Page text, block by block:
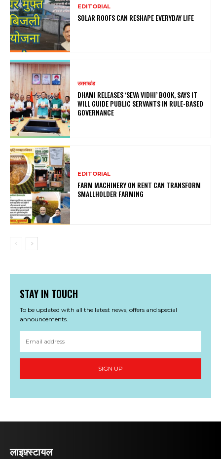
EDITORIAL
SOLAR ROOFS CAN RESHAPE EVERYDAY LIFE
उत्तराखंड
DHAMI RELEASES ‘SEVA VIDHI’ BOOK, SAYS IT
WILL GUIDE PUBLIC SERVANTS IN RULE-BASED
GOVERNANCE
EDITORIAL
FARM MACHINERY ON RENT CAN TRANSFORM
SMALLHOLDER FARMING
STAY IN TOUCH
To be updated with all the latest news, offers and special
announcements.
SIGN UP
लाइफ़्स्टायल